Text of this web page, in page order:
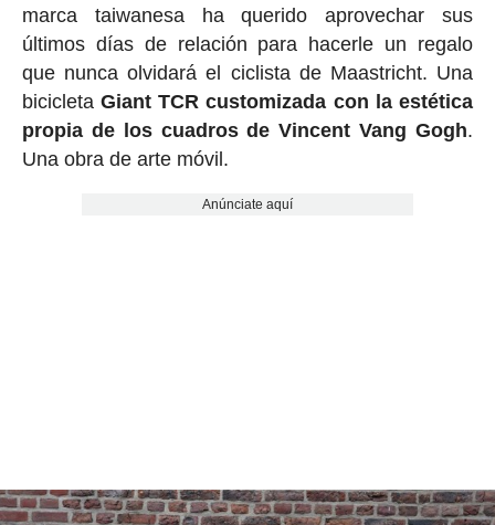
marca taiwanesa ha querido aprovechar sus
últimos días de relación para hacerle un regalo
que nunca olvidará el ciclista de Maastricht. Una
bicicletaGiant TCR customizada con la estética
propia de los cuadros de Vincent Vang Gogh.
Una obra de arte móvil.
Anúnciate aquí